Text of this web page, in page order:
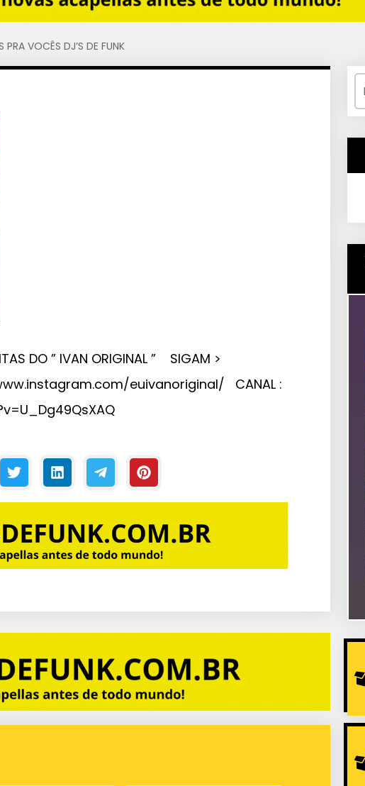
PRA VOCÊS DJ’S DE FUNK
DO ” IVAN ORIGINAL ” SIGAM >
euivanoriginal/ CANAL :